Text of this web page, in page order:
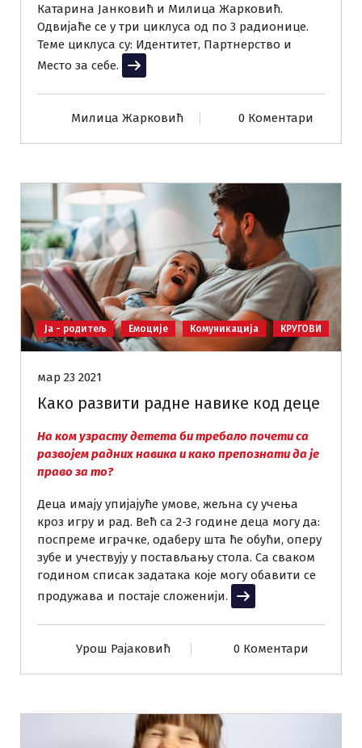
Катарина Јанковић и Милица Жарковић.
Одвијаће се у три циклуса од по 3 радионице.
Теме циклуса су: Идентитет, Партнерство и
Место за себе.
Прочитај више
Милица Жарковић 0 Коментари
Ја - родитељ Емоције Комуникација КРУГОВИ
мар 23 2021
Како развити радне навике код деце
На ком узрасту детета би требало почети са
развојем радних навика и како препознати да је
право за то?
Деца имају упијајуће умове, жељна су учења
кроз игру и рад. Већ са 2-3 године деца могу да:
поспреме играчке, одаберу шта ће обући, оперу
зубе и учествују у постављању стола. Са сваком
годином списак задатака које могу обавити се
продужава и постаје сложенији.
Прочитај више
Урош Рајаковић 0 Коментари